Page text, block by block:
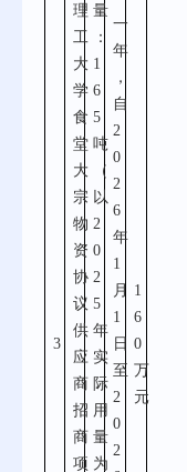
3
理
工
大
学
食
堂
大
宗
物
资
协
议
供
应
商
招
商
项
量
：
1
6
5
吨
（
以
2
0
2
5
年
实
际
用
量
为
一
年
，
自
2
0
2
6
年
1
月
1
日
至
2
0
2
1
6
0
万
元